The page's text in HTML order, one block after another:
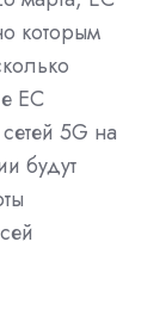
которым
ЕС
5G на
будут